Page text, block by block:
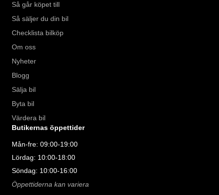
Så går köpet till
Så säljer du din bil
Checklista bilköp
Om oss
Nyheter
Blogg
Sälja bil
Byta bil
Värdera bil
Butikernas öppettider
Mån-fre: 09:00-19:00
Lördag: 10:00-18:00
Söndag: 10:00-16:00
Öppettiderna kan variera